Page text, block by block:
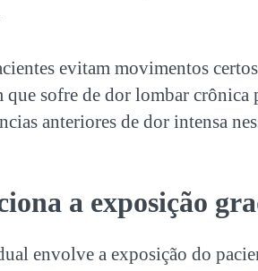
evitam movimentos
que sofre de dor lombar crônica
anteriores de dor intensa
a exposição
envolve a exposição do